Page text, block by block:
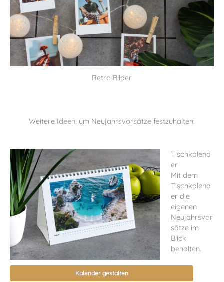
Retro Bilder
Weitere Ideen, um Neujahrsvorsätze festzuhalten:
Tischkalend
er
Mit dem
Tischkalend
er die
eigenen
Neujahrsvor
sätze im
Blick
behalten.
Kalender gestalten